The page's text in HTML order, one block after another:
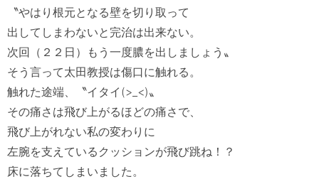
〝やはり根元となる壁を切り取って
出してしまわないと完治は出来ない。
次回（２２日）もう一度膿を出しましょう〟
そう言って太田教授は傷口に触れる。
触れた途端、〝イタイ(>_<)〟
その痛さは飛び上がるほどの痛さで、
飛び上がれない私の変わりに
左腕を支えているクッションが飛び跳ね！？
床に落ちてしまいました。